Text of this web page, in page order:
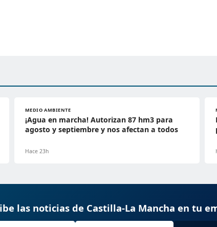
MEDIO AMBIENTE
¡Agua en marcha! Autorizan 87 hm3 para
agosto y septiembre y nos afectan a todos
Hace 23h
las noticias de Castilla-La Mancha en tu